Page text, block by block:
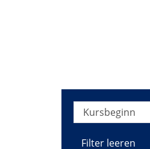
Kursbeginn
Filter leeren